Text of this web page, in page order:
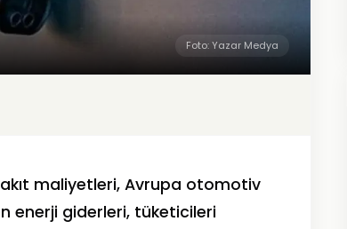
Foto: Yazar Medya
maliyetleri, Avrupa otomotiv
enerji giderleri, tüketicileri